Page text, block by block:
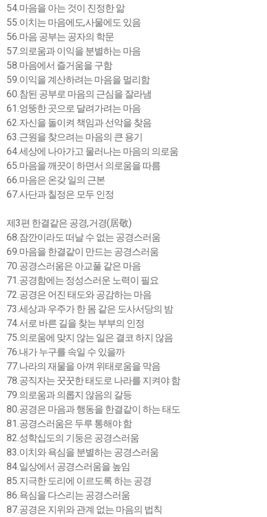
54. 마음을 아는 것이 진정한 앎
55. 이치는 마음에도,사물에도 있음
56. 마음 공부는 공자의 학문
57. 의로움과 이익을 분별하는 마음
58. 마음에서 즐거움을 구함
59. 이익을 계산하려는 마음을 멀리함
60. 참된 공부로 마음의 근심을 잘라냄
61. 엉뚱한 곳으로 달려가려는 마음
62. 자신을 돌이켜 책임과 선악을 찾음
63. 근원을 찾으려는 마음의 큰 용기
64.세상에 나아가고 물러나는 마음의 의로움
65. 마음을 깨끗이 하면서 의로움을 따름
66. 마음은 온갖 일의 근본
67. 사단과 칠정은 모두 인정
제3편 한결같은 공경,거경(居敬)
68. 잠깐이라도 떠날 수 없는 공경스러움
69. 마음을 한결같이 만드는 공경스러움
70. 공경스러움은 아교풀 같은 마음
71. 공경함에는 정성스러운 노력이 필요
72. 공경은 어진 태도와 공감하는 마음
73.세상과 우주가 한 몸 같은 도사서당의 밤
74. 서로 바른 길을 찾는 부부의 인정
75. 의로움에 맞지 않는 일은 결코 하지 않음
76. 내가 누구를 속일 수 있을까
77. 나라의 재물을 아껴 위태로움을 막음
78. 공직자는 꿋꿋한 태도로 나라를 지켜야 함
79. 의로움과 의롭지 않음의 갈등
80. 공경은 마음과 행동을 한결같이 하는 태도
81. 공경스러움은 두루 통해야 함
82. 성학십도의 기둥은 공경스러움
83. 이치와 욕심을 분별하는 공경스러움
84. 일상에서 공경스러움을 높임
85. 지극한 도리에 이르도록 하는 공경
86. 욕심을 다스리는 공경스러움
87. 공경은 지위와 관계 없는 마음의 법칙